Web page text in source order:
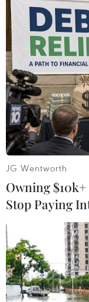
JG Wentworth
Owning
Stop Paying